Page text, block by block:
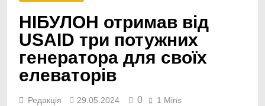
НІБУЛОН отримав від
USAID три потужних
генератора для своїх
елеваторів
Редакція 29.05.2024 0 1 Mins